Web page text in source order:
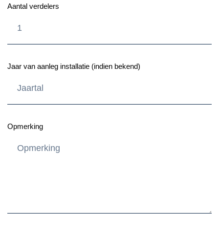
Aantal verdelers
Jaar van aanleg installatie (indien bekend)
Opmerking